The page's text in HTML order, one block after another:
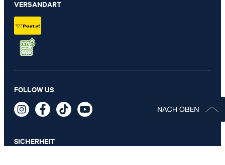
VERSANDART
FOLLOW US
SICHERHEIT